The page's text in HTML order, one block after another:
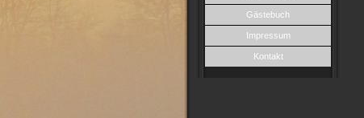
Gästebuch
Impressum
Kontakt